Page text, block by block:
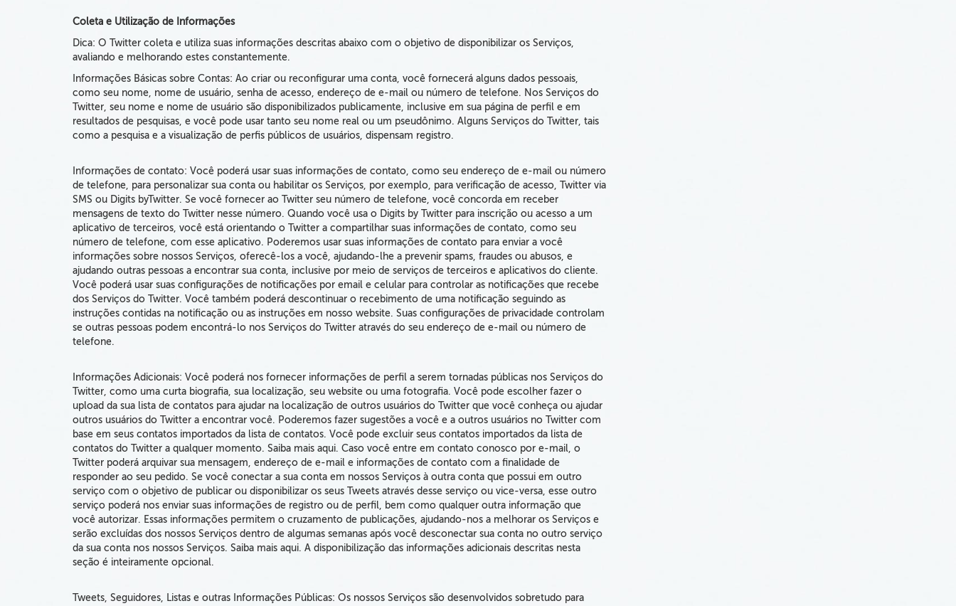
Coleta e Utilização de Informações
Dica: O Twitter coleta e utiliza suas informações descritas abaixo com o objetivo de disponibilizar os Serviços,
avaliando e melhorando estes constantemente.
Informações Básicas sobre Contas: Ao criar ou reconfigurar uma conta, você fornecerá alguns dados pessoais,
como seu nome, nome de usuário, senha de acesso, endereço de e-mail ou número de telefone. Nos Serviços do
Twitter, seu nome e nome de usuário são disponibilizados publicamente, inclusive em sua página de perfil e em
resultados de pesquisas, e você pode usar tanto seu nome real ou um pseudônimo. Alguns Serviços do Twitter, tais
como a pesquisa e a visualização de perfis públicos de usuários, dispensam registro.
Informações de contato: Você poderá usar suas informações de contato, como seu endereço de e-mail ou número
de telefone, para personalizar sua conta ou habilitar os Serviços, por exemplo, para verificação de acesso, Twitter via
SMS ou Digits byTwitter. Se você fornecer ao Twitter seu número de telefone, você concorda em receber
mensagens de texto do Twitter nesse número. Quando você usa o Digits by Twitter para inscrição ou acesso a um
aplicativo de terceiros, você está orientando o Twitter a compartilhar suas informações de contato, como seu
número de telefone, com esse aplicativo. Poderemos usar suas informações de contato para enviar a você
informações sobre nossos Serviços, oferecê-los a você, ajudando-lhe a prevenir spams, fraudes ou abusos, e
ajudando outras pessoas a encontrar sua conta, inclusive por meio de serviços de terceiros e aplicativos do cliente.
Você poderá usar suas configurações de notificações por email e celular para controlar as notificações que recebe
dos Serviços do Twitter. Você também poderá descontinuar o recebimento de uma notificação seguindo as
instruções contidas na notificação ou as instruções em nosso website. Suas configurações de privacidade controlam
se outras pessoas podem encontrá-lo nos Serviços do Twitter através do seu endereço de e-mail ou número de
telefone.
Informações Adicionais: Você poderá nos fornecer informações de perfil a serem tornadas públicas nos Serviços do
Twitter, como uma curta biografia, sua localização, seu website ou uma fotografia. Você pode escolher fazer o
upload da sua lista de contatos para ajudar na localização de outros usuários do Twitter que você conheça ou ajudar
outros usuários do Twitter a encontrar você. Poderemos fazer sugestões a você e a outros usuários no Twitter com
base em seus contatos importados da lista de contatos. Você pode excluir seus contatos importados da lista de
contatos do Twitter a qualquer momento. Saiba mais aqui. Caso você entre em contato conosco por e-mail, o
Twitter poderá arquivar sua mensagem, endereço de e-mail e informações de contato com a finalidade de
responder ao seu pedido. Se você conectar a sua conta em nossos Serviços à outra conta que possui em outro
serviço com o objetivo de publicar ou disponibilizar os seus Tweets através desse serviço ou vice-versa, esse outro
serviço poderá nos enviar suas informações de registro ou de perfil, bem como qualquer outra informação que
você autorizar. Essas informações permitem o cruzamento de publicações, ajudando-nos a melhorar os Serviços e
serão excluídas dos nossos Serviços dentro de algumas semanas após você desconectar sua conta no outro serviço
da sua conta nos nossos Serviços. Saiba mais aqui. A disponibilização das informações adicionais descritas nesta
seção é inteiramente opcional.
Tweets, Seguidores, Listas e outras Informações Públicas: Os nossos Serviços são desenvolvidos sobretudo para